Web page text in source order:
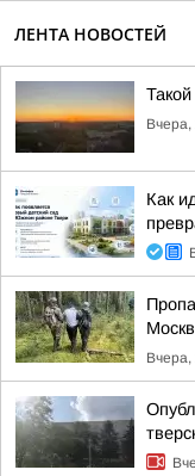
ЛЕНТА НОВОСТЕЙ
Вчера,
Как
Вчера,